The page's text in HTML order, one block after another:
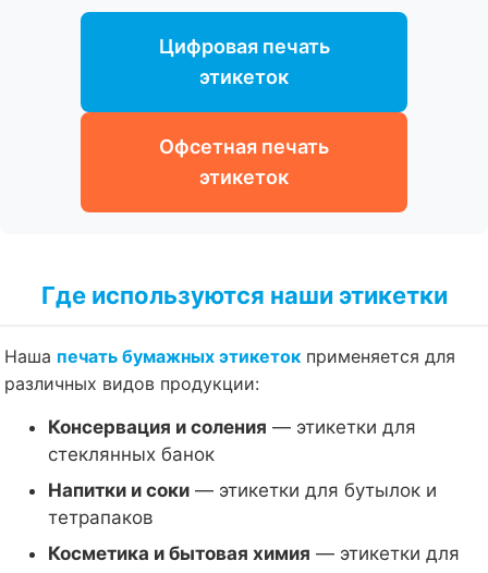
Цифровая печать
этикеток
Офсетная печать
этикеток
Где используются наши этикетки
Наша печать бумажных этикеток применяется для
различных видов продукции:
Консервация и соления — этикетки для
стеклянных банок
Напитки и соки — этикетки для бутылок и
тетрапаков
Косметика и бытовая химия — этикетки для